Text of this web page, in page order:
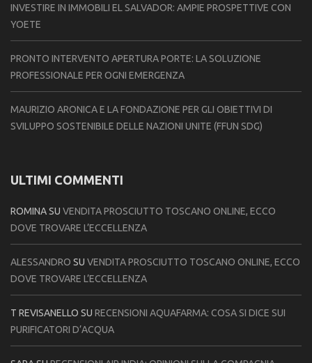
INVESTIRE IN IMMOBILI EL SALVADOR: AMPIE PROSPETTIVE CON
YOETE
PRONTO INTERVENTO APERTURA PORTE: LA SOLUZIONE
PROFESSIONALE PER OGNI EMERGENZA
MAURIZIO ARONICA E LA FONDAZIONE PER GLI OBIETTIVI DI
SVILUPPO SOSTENIBILE DELLE NAZIONI UNITE (FFUN SDG)
ULTIMI COMMENTI
ROMINASU VENDITA PROSCIUTTO TOSCANO ONLINE, ECCO
DOVE TROVARE L’ECCELLENZA
ALESSANDRO SU VENDITA PROSCIUTTO TOSCANO ONLINE, ECCO
DOVE TROVARE L’ECCELLENZA
T REVISANELLO SU RECENSIONI AQUAFARMA: COSA SI DICE SUI
PURIFICATORI D’ACQUA